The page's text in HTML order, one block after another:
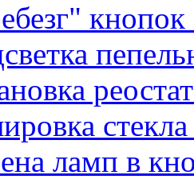
ламп в